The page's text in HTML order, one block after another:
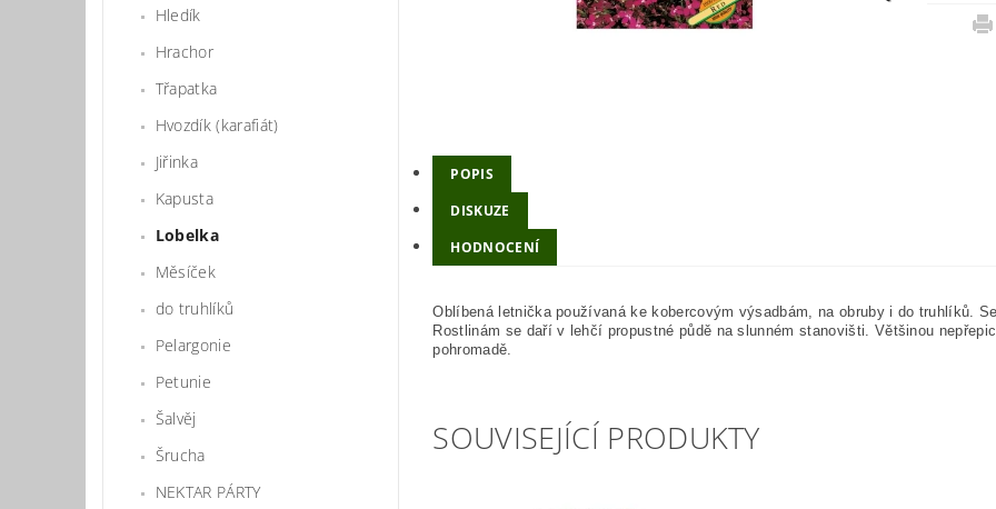
Hledík
Hrachor
Třapatka
Hvozdík (karafiát)
Jiřinka
Kapusta
Lobelka
Měsíček
do truhlíků
Pelargonie
Petunie
Šalvěj
Šrucha
NEKTAR PÁRTY
POPIS
DISKUZE
HODNOCENÍ
Oblíbená letnička používaná ke kobercovým výsadbám, na obruby i do truhlíků.
Rostlinám se daří v lehčí propustné půdě na slunném stanovišti. Většinou
pohromadě.
SOUVISEJÍCÍ PRODUKTY